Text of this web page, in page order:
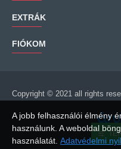
EXTRÁK
FIÓKOM
Copyright © 2021 all rights
A jobb felhasználói élmény
használunk. A weboldal
használatát. Adatvédelmi